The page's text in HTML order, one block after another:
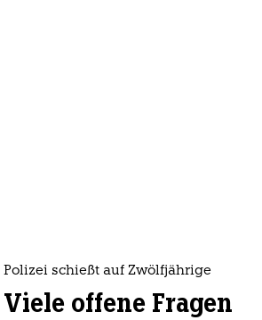
Polizei schießt auf Zwölfjährige
Viele offene Fragen